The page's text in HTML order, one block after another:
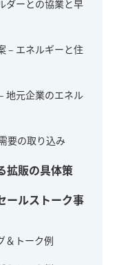
ダーとの協業と早
– エネルギーと住
地元企業のエネル
要の取り込み
拡販の具体策
ールストーク事
＆トーク例